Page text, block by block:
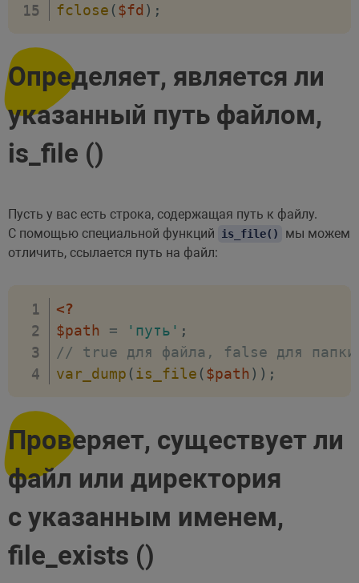
fclose ($fd ) ;
Определяет, является ли
указанный путь файлом,
is_file ()
Пусть у вас есть строка, содержащая путь к файлу.
С помощью специальной функций
is_file()
мы можем
отличить, ссылается путь на файл:
<?
$path
= 'путь' ;
// true для файла, false для папки
var_dump (is_file ($path) ) ;
Проверяет, существует ли
файл или директория
с указанным именем,
file_exists ()